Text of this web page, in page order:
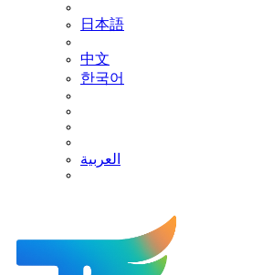
日本語
中文
한국어
العربية